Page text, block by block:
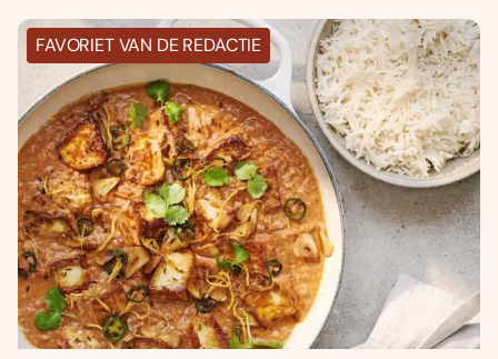
FAVORIET VAN DE REDACTIE